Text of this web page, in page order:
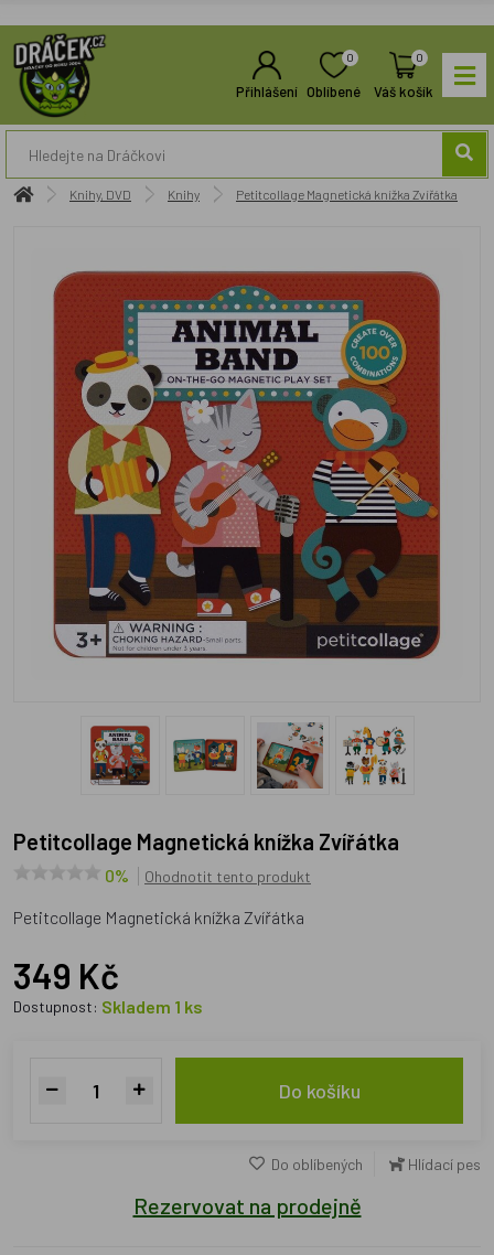
Přihlášení
0
Oblíbené
0
Váš košík
Knihy, DVD Knihy Petitcollage Magnetická knížka Zvířátka
Petitcollage Magnetická knížka Zvířátka
0% Ohodnotit tento produkt
Petitcollage Magnetická knížka Zvířátka
349 Kč
Dostupnost: Skladem 1 ks
Do košíku
Do oblíbených Hlídací pes
Rezervovat na prodejně